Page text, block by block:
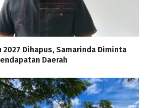
2027 Dihapus, Samarinda Diminta
Daerah